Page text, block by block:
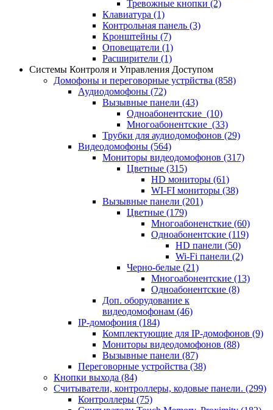
Тревожные кнопки (2)
Клавиатура (1)
Контрольная панель (3)
Кронштейны (7)
Оповещатели (1)
Расширители (1)
Системы Контроля и Управления Доступом
Домофоны и переговорные устрйства (858)
Аудиодомофоны (72)
Вызывные панели (43)
Одноабонентские (10)
Многоабонентские (33)
Трубки для аудиодомофонов (29)
Видеодомофоны (564)
Мониторы видеодомофонов (317)
Цветные (315)
HD мониторы (61)
WI-FI мониторы (38)
Вызывные панели (201)
Цветные (179)
Многоабоненсткие (60)
Одноабонентские (119)
HD панели (50)
Wi-Fi панели (2)
Черно-белые (21)
Многоабонентские (13)
Одноабонентские (8)
Доп. оборудование к
видеодомофонам (46)
IP-домофония (184)
Комплектующие для IP-домофонов (9)
Мониторы видеодомофонов (88)
Вызывные панели (87)
Переговорные устройства (38)
Кнопки выхода (84)
Считыватели, контроллеры, кодовые панели. (299)
Контроллеры (75)